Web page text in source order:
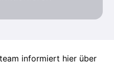
informiert hier über